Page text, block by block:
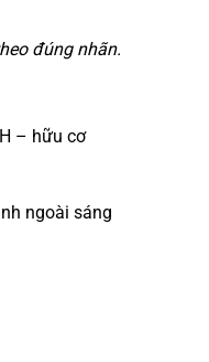
đúng nhãn.
– hữu cơ
ngoài sáng